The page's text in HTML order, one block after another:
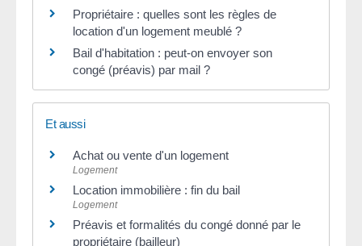
Propriétaire : quelles sont les règles de
location d'un logement meublé ?
Bail d'habitation : peut-on envoyer son
congé (préavis) par mail ?
Et aussi
Achat ou vente d'un logement
Logement
Location immobilière : fin du bail
Logement
Préavis et formalités du congé donné par le
propriétaire (bailleur)